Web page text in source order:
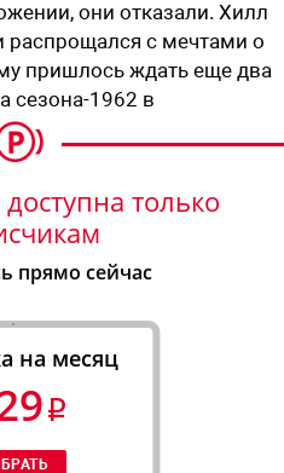
они отказали. Хилл
распрощался с мечтами о
пришлось ждать еще два
сезона-1962 в
только
прямо сейчас
на месяц